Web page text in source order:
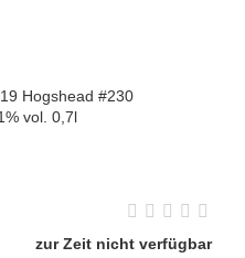
Hogshead #230
vol. 0,7l
zur Zeit nicht verfügbar